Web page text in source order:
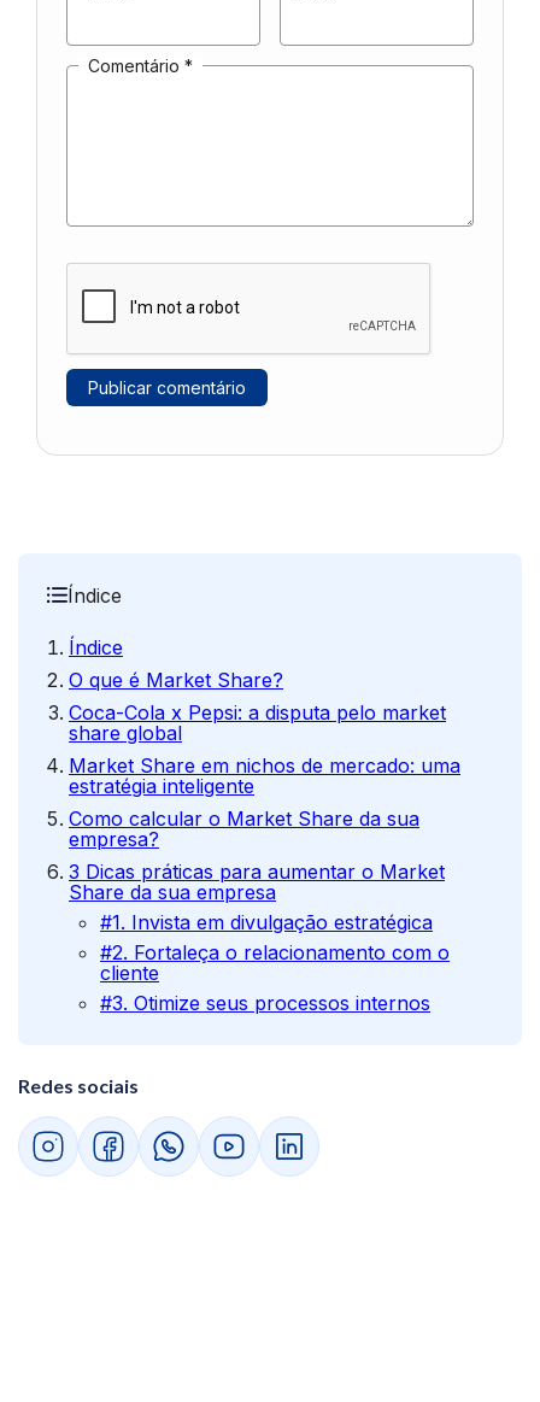
Comentário *
Índice
Índice
O que é Market Share?
Coca-Cola x Pepsi: a disputa pelo market
share global
Market Share em nichos de mercado: uma
estratégia inteligente
Como calcular o Market Share da sua
empresa?
3 Dicas práticas para aumentar o Market
Share da sua empresa
#1. Invista em divulgação estratégica
#2. Fortaleça o relacionamento com o
cliente
#3. Otimize seus processos internos
Redes sociais